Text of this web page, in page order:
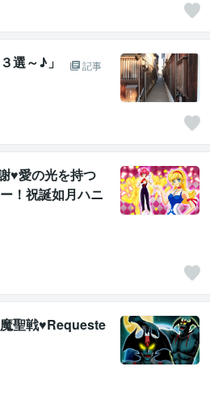
選～♪」
記事
♥愛の光を持つ
！祝誕如月ハニ
聖戦♥Requeste